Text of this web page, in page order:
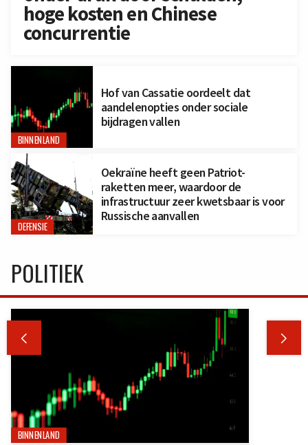
hoge kosten en Chinese
concurrentie
BINNENLAND
Hof van Cassatie oordeelt dat
aandelenopties onder sociale
bijdragen vallen
DEFENSIE
Oekraïne heeft geen Patriot-
raketten meer, waardoor de
infrastructuur zeer kwetsbaar is voor
Russische aanvallen
POLITIEK
 
BINNENLAND